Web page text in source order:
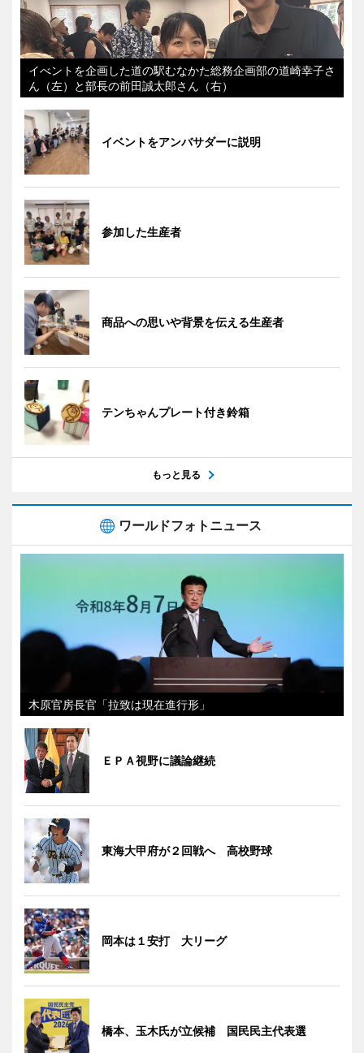
イべントを企画した道の駅むなかた総務企画部の道崎幸子さ
ん（左）と部長の前田誠太郎さん（右）
イベントをアンバサダーに説明
参加した生産者
商品への思いや背景を伝える生産者
テンちゃんプレート付き鈴箱
もっと見る
ワールドフォトニュース
木原官房長官「拉致は現在進行形」
ＥＰＡ視野に議論継続
東海大甲府が２回戦へ 高校野球
岡本は１安打 大リーグ
橋本、玉木氏が立候補 国民民主代表選